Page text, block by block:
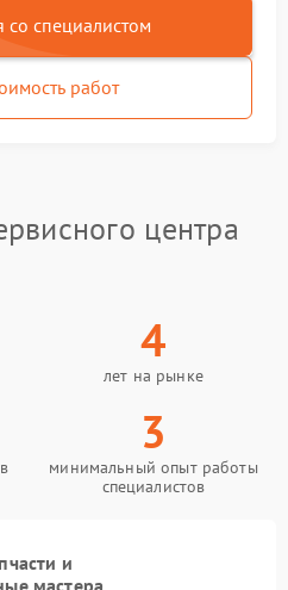
со специалистом
работ
центра
4
лет на рынке
3
минимальный опыт работы
специалистов
и
мастера